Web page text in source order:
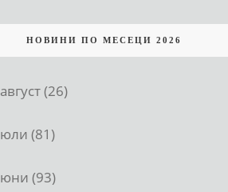
НОВИНИ ПО МЕСЕЦИ 2026
август (26)
юли (81)
юни (93)